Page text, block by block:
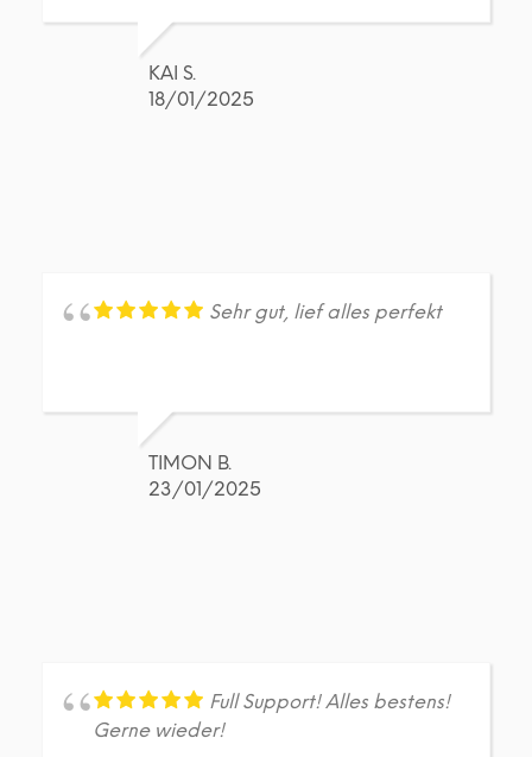
KAI S.
18/01/2025
Sehr gut, lief alles perfekt
TIMON B.
23/01/2025
Full Support! Alles bestens!
Gerne wieder!